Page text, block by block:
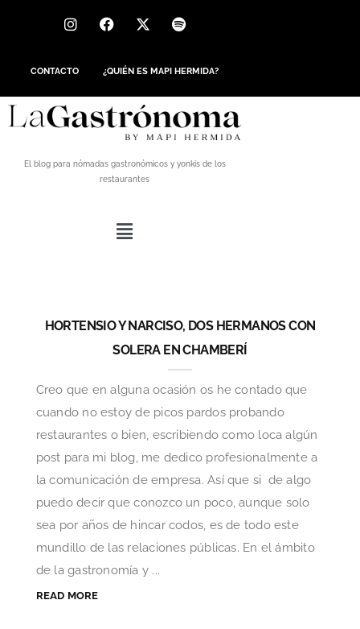
CONTACTO ¿QUIÉN ES MAPI HERMIDA?
El blog para nómadas gastronómicos y yonkis de los
restaurantes
HORTENSIO Y NARCISO, DOS HERMANOS CON
SOLERA EN CHAMBERÍ
Creo que en alguna ocasión os he contado que
cuando no estoy de picos pardos probando
restaurantes o bien, escribiendo como loca algún
post para mi blog, me dedico profesionalmente a
la comunicación de empresa. Así que si de algo
puedo decir que conozco un poco, aunque solo
sea por años de hincar codos, es de todo este
mundillo de las relaciones públicas. En el ámbito
de la gastronomía y ...
READ MORE